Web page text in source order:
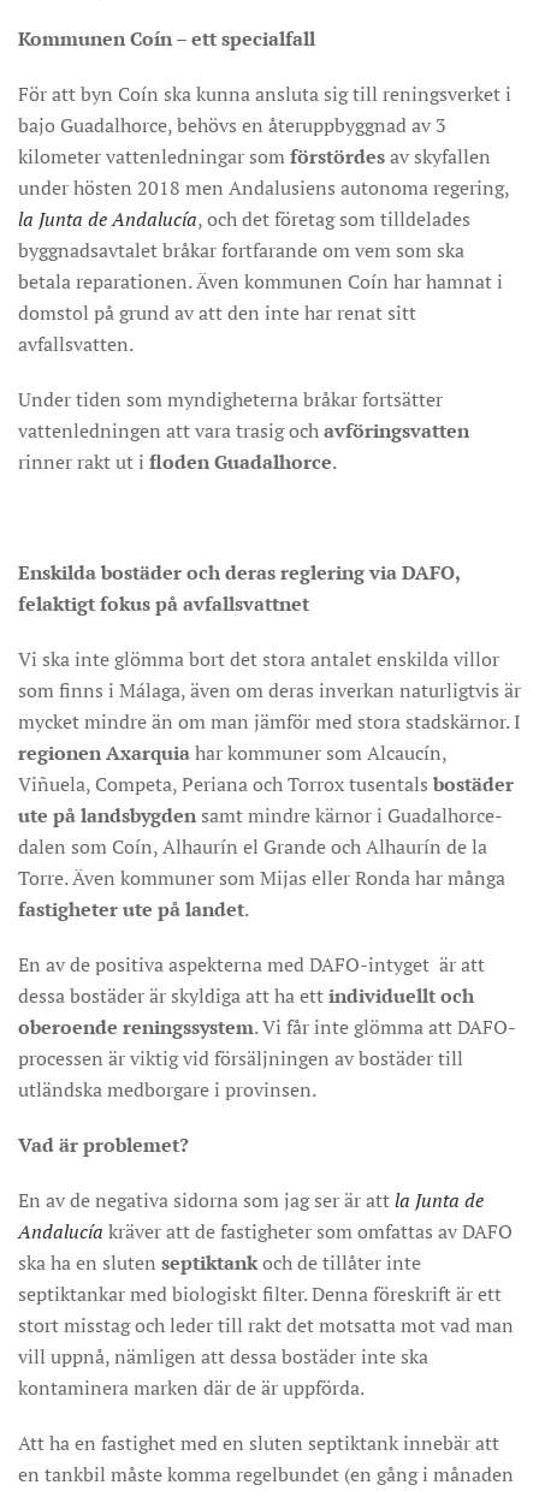
Kommunen Coín – ett specialfall
För att byn Coín ska kunna ansluta sig till reningsverket i
bajo Guadalhorce, behövs en återuppbyggnad av 3
kilometer vattenledningar somförstördesav skyfallen
under hösten 2018 men Andalusiens autonoma regering,
la Junta de Andalucía, och det företag som tilldelades
byggnadsavtalet bråkar fortfarande om vem som ska
betala reparationen. Även kommunen Coín har hamnat i
domstol på grund av att den inte har renat sitt
avfallsvatten.
Under tiden som myndigheterna bråkar fortsätter
vattenledningen att vara trasig ochavföringsvatten
rinner rakt ut i floden Guadalhorce.
Enskilda bostäder och deras reglering via DAFO,
felaktigt fokus på avfallsvattnet
Vi ska inte glömma bort det stora antalet enskilda villor
som finns i Málaga, även om deras inverkan naturligtvis är
mycket mindre än om man jämför med stora stadskärnor. I
regionen Axarquiahar kommuner som Alcaucín,
Viñuela, Competa, Periana och Torrox tusentals bostäder
ute på landsbygden samt mindre kärnor i Guadalhorce-
dalen som Coín, Alhaurín el Grande och Alhaurín de la
Torre. Även kommuner som Mijas eller Ronda har många
fastigheter ute på landet.
En av de positiva aspekterna med DAFO-intyget är att
dessa bostäder är skyldiga att ha ettindividuellt och
oberoende reningssystem. Vi får inte glömma att DAFO-
processen är viktig vid försäljningen av bostäder till
utländska medborgare i provinsen.
Vad är problemet?
En av de negativa sidorna som jag ser är attla Junta de
Andalucía kräver att de fastigheter som omfattas av DAFO
ska ha en sluten septiktankoch de tillåter inte
septiktankar med biologiskt filter. Denna föreskrift är ett
stort misstag och leder till rakt det motsatta mot vad man
vill uppnå, nämligen att dessa bostäder inte ska
kontaminera marken där de är uppförda.
Att ha en fastighet med en sluten septiktank innebär att
en tankbil måste komma regelbundet (en gång i månaden